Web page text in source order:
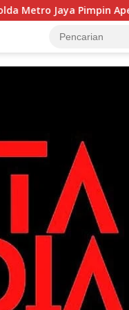
Pimpin Apel Kebangsaan